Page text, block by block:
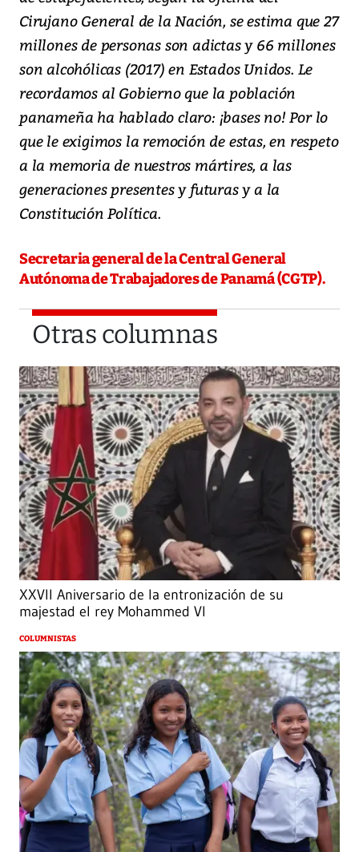
Cirujano General de la Nación, se estima que 27
millones de personas son adictas y 66 millones
son alcohólicas (2017) en Estados Unidos. Le
recordamos al Gobierno que la población
panameña ha hablado claro: ¡bases no! Por lo
que le exigimos la remoción de estas, en respeto
a la memoria de nuestros mártires, a las
generaciones presentes y futuras y a la
Constitución Política.
Secretaria general de la Central General
Autónoma de Trabajadores de Panamá (CGTP).
Otras columnas
XXVII Aniversario de la entronización de su
majestad el rey Mohammed VI
COLUMNISTAS